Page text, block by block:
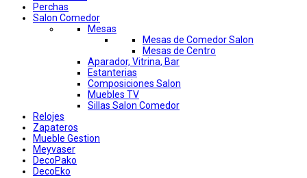
Perchas
Salon Comedor
Mesas
Mesas de Comedor Salon
Mesas de Centro
Aparador, Vitrina, Bar
Estanterias
Composiciones Salon
Muebles TV
Sillas Salon Comedor
Relojes
Zapateros
Mueble Gestion
Meyvaser
DecoPako
DecoEko